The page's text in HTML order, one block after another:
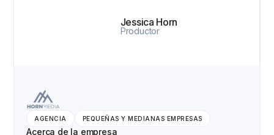
Jessica Horn
Productor
AGENCIA PEQUEÑAS Y MEDIANAS EMPRESAS
Acerca de la empresa